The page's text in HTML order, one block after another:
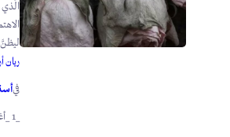
ريان
في
_1 _أغسطس _2026